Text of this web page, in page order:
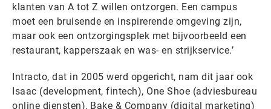
klanten van A tot Z willen ontzorgen. Een campus
moet een bruisende en inspirerende omgeving zijn,
maar ook een ontzorgingsplek met bijvoorbeeld een
restaurant, kapperszaak en was- en strijkservice.’
Intracto, dat in 2005 werd opgericht, nam dit jaar ook
Isaac (development, fintech), One Shoe (adviesbureau
online diensten), Bake & Company (digital marketing)